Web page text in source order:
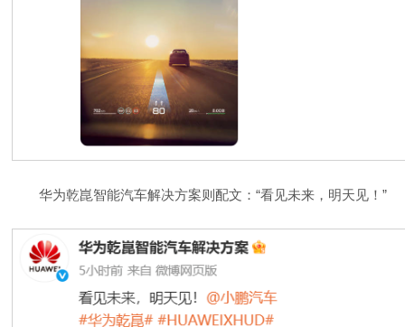
华为乾崑智能汽车解决方案则配文：“看见未来，明天见！”